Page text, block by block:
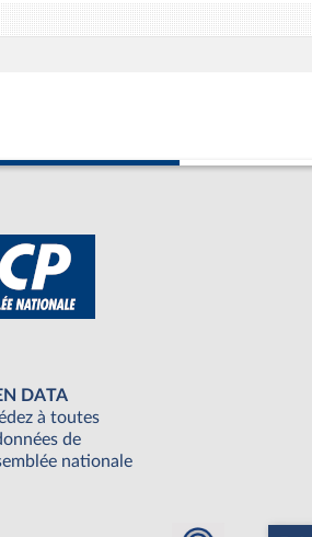
DATA
à toutes
de
nationale